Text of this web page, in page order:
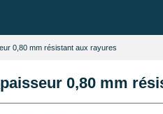
0,80 mm résistant aux rayures
0,80 mm